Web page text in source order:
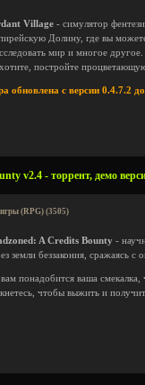
Village - симулятор
Долину, где вы
мир и многое
постройте
обновлена с версии 0.4.7.2
v2.4 - торрент, демо
(RPG) (3505)
A Credits Bounty -
земли беззакония, сражаясь
понадобится ваша
чтобы выжить и